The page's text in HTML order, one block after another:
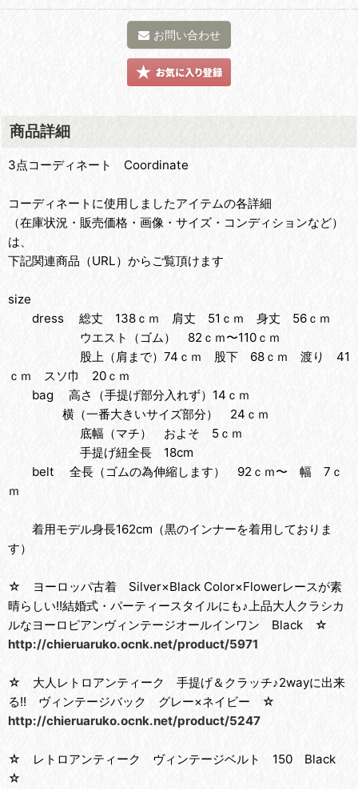
お問い合わせ
商品詳細
3点コーディネート Coordinate
コーディネートに使用しましたアイテムの各詳細
（在庫状況・販売価格・画像・サイズ・コンディションなど）
は、
下記関連商品（URL）からご覧頂けます
size
dress 総丈 138ｃｍ 肩丈 51ｃｍ 身丈 56ｃｍ
ウエスト（ゴム） 82ｃｍ〜110ｃｍ
股上（肩まで）74ｃｍ 股下 68ｃｍ 渡り 41
ｃｍ スソ巾 20ｃｍ
bag 高さ（手提げ部分入れず）14ｃｍ
横（一番大きいサイズ部分） 24ｃｍ
底幅（マチ） およそ 5ｃｍ
手提げ紐全長 18cm
belt 全長（ゴムの為伸縮します） 92ｃｍ〜 幅 7ｃ
ｍ
着用モデル身長162cm（黒のインナーを着用しておりま
す）
☆ ヨーロッパ古着 Silver×Black Color×Flowerレースが素
晴らしい!!結婚式・パーティースタイルにも♪上品大人クラシカ
ルなヨーロピアンヴィンテージオールインワン Black ☆
http://chieruaruko.ocnk.net/product/5971
☆ 大人レトロアンティーク 手提げ＆クラッチ♪2wayに出来
る!! ヴィンテージバック グレー×ネイビー ☆
http://chieruaruko.ocnk.net/product/5247
☆ レトロアンティーク ヴィンテージベルト 150 Black
☆